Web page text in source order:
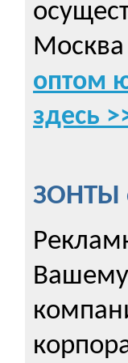
Москва
оптом
здесь
ЗОНТЫ